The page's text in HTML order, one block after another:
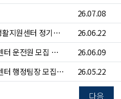
26.07.08
서울특별시 시각장애인 등 생활지원센터 정기점검 안내
26.06.22
서울시각장애인등생활지원센터 운전원 모집 공고(~6/24)
26.06.09
서울시각장애인등생활지원센터 행정팀장 모집 공고(~6/7)
26.05.22
다음